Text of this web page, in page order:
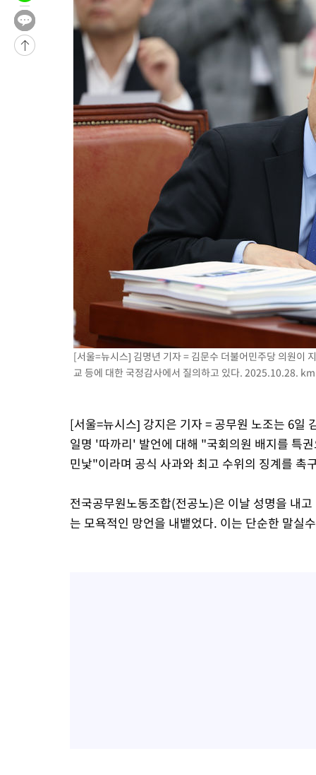
-23589초 전 >
손흥민, 5경기 연속골 실패…LAFC는 승부차기 끝 과달라하라
-16190초 전 >
내일까지 39도 '펄펄'…기상청 "태풍 지나며 폭염 잠시 꺾인
-15827초 전 >
트럼프, 한국계 진보 주지사 후보 맹공…"공산주의가 최대 위
"美간섭에 합의 지연"…트럼프, '이란 호르무즈 통제권' 수용
[속보]산업장관 "李정부, 원전 반대 안해…안정 전력 위해 불
[속보]경찰, '홍명보 선임 논란' 대한축구협회·축구회관 등 압
[속보]산업장관 "美무역법 제301조 과잉생산 결과 발표 8월
[속보]코스피 매도사이드카 발동…4%대 급락
[속보]전남광주 초대 시민추천 부시장에 백승주·윤난실
서울 열대야 15일째 지속…비공식 '초열대야' 30도 넘어
[속보]코스닥, 2.15포인트(0.27%) 내린 797.44 출발
[속보]코스피, 119.51포인트(1.81%) 내린 6478.75 개장
6월 경상수지 497.3억 달러…두 달 연속 사상 최대
서울 낮 39도 '폭염중대경보'…40도 관측 가능성도
미 워싱턴주 스포캔 시의 통제불능 3개 산불, 방화선 일부 구축
[속보] 호르무즈 해협 이란-오만 협상 기대속 뉴욕증시 혼조 마감
[서울=뉴시스] 김명년 기자 = 김문수 더불어민주당 의원이
교 등에 대한 국정감사에서 질의하고 있다. 2025.10.28.
[서울=뉴시스] 강지은 기자 = 공무원 노조는 6일
일명 '따까리' 발언에 대해 "국회의원 배지를 특
민낯"이라며 공식 사과와 최고 수위의 징계를 촉
전국공무원노동조합(전공노)은 이날 성명을 내
는 모욕적인 망언을 내뱉었다. 이는 단순한 말실